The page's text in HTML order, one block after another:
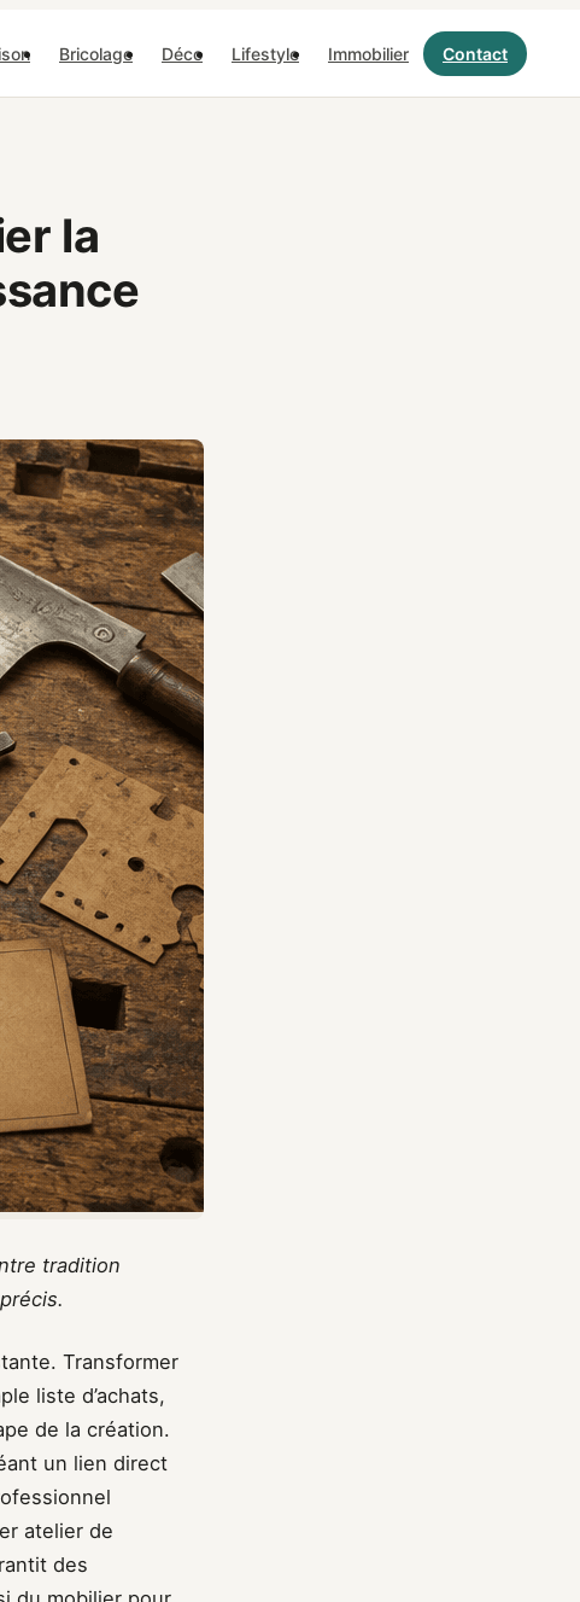
Bricolage Déco Lifestyle Immobilier Contact
la
tradition
Transformer
liste d’achats,
de la création.
un lien direct
atelier de
des